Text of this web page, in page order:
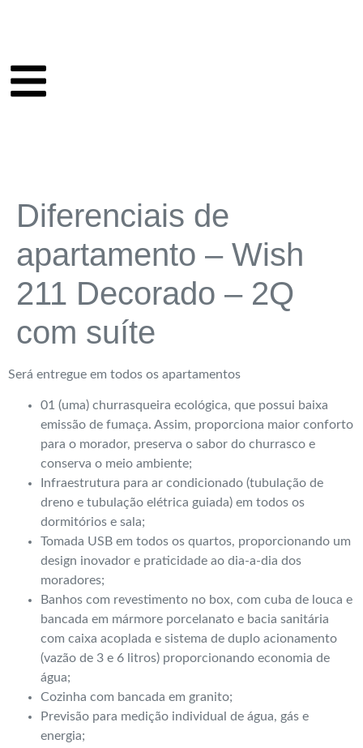
Diferenciais de
apartamento – Wish
211 Decorado – 2Q
com suíte
Será entregue em todos os apartamentos
01 (uma) churrasqueira ecológica, que possui baixa
emissão de fumaça. Assim, proporciona maior conforto
para o morador, preserva o sabor do churrasco e
conserva o meio ambiente;
Infraestrutura para ar condicionado (tubulação de
dreno e tubulação elétrica guiada) em todos os
dormitórios e sala;
Tomada USB em todos os quartos, proporcionando um
design inovador e praticidade ao dia-a-dia dos
moradores;
Banhos com revestimento no box, com cuba de louca e
bancada em mármore porcelanato e bacia sanitária
com caixa acoplada e sistema de duplo acionamento
(vazão de 3 e 6 litros) proporcionando economia de
água;
Cozinha com bancada em granito;
Previsão para medição individual de água, gás e
energia;